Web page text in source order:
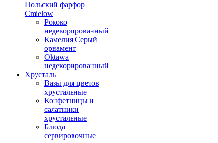
Польский фарфор
Сmielow
Рококо
недекорированный
Камелия Серый
орнамент
Oktawa
недекорированный
Хрусталь
Вазы для цветов
хрустальные
Конфетницы и
салатники
хрустальные
Блюда
сервировочные